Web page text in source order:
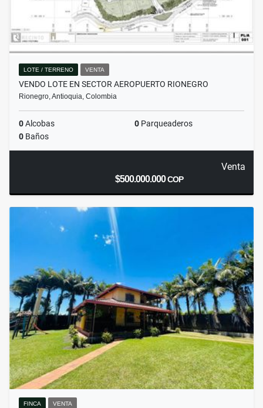
LOTE / TERRENO VENTA
VENDO LOTE EN SECTOR AEROPUERTO RIONEGRO
Rionegro, Antioquia, Colombia
0Alcobas 0 Parqueaderos
0 Baños
Venta
$500.000.000COP
FINCA VENTA